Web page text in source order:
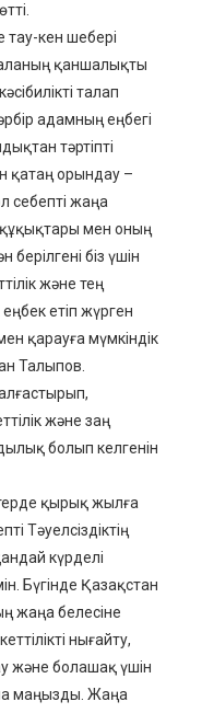
кен шебері
қаншалықты
талап
адамның еңбегі
тәртіпті
қатаң орындау –
себепті жаңа
мен оның
біз үшін
және тең
етіп жүрген
қарауға мүмкіндік
Талыпов.
және заң
болып келгенін
қырық жылға
Тәуелсіздіктің
күрделі
Бүгінде Қазақстан
жаңа белесіне
нығайту,
және болашақ үшін
маңызды. Жаңа